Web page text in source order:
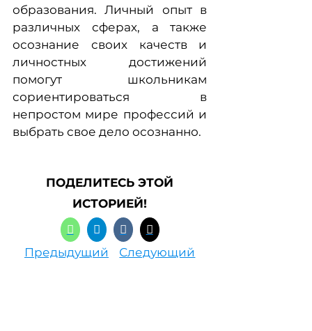
образования. Личный опыт в
различных сферах, а также
осознание своих качеств и
личностных достижений
помогут школьникам
сориентироваться в
непростом мире профессий и
выбрать свое дело осознанно.
ПОДЕЛИТЕСЬ ЭТОЙ
ИСТОРИЕЙ!
Предыдущий Следующий